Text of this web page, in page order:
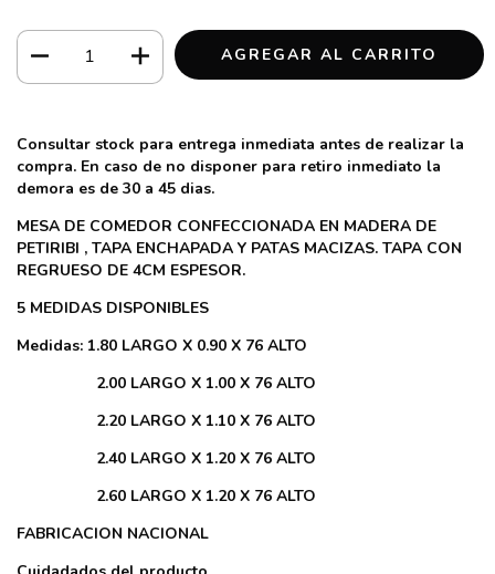
Consultar stock para entrega inmediata antes de realizar la
compra. En caso de no disponer para retiro inmediato la
demora es de 30 a 45 dias.
MESA DE COMEDOR CONFECCIONADA EN MADERA DE
PETIRIBI , TAPA ENCHAPADA Y PATAS MACIZAS. TAPA CON
REGRUESO DE 4CM ESPESOR.
5 MEDIDAS DISPONIBLES
Medidas: 1.80 LARGO X 0.90 X 76 ALTO
2.00 LARGO X 1.00 X 76 ALTO
2.20 LARGO X 1.10 X 76 ALTO
2.40 LARGO X 1.20 X 76 ALTO
2.60 LARGO X 1.20 X 76 ALTO
FABRICACION NACIONAL